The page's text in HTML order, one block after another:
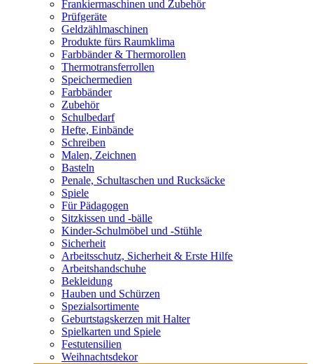
Frankiermaschinen und Zubehör
Prüfgeräte
Geldzählmaschinen
Produkte fürs Raumklima
Farbbänder & Thermorollen
Thermotransferrollen
Speichermedien
Farbbänder
Zubehör
Schulbedarf
Hefte, Einbände
Schreiben
Malen, Zeichnen
Basteln
Penale, Schultaschen und Rucksäcke
Spiele
Für Pädagogen
Sitzkissen und -bälle
Kinder-Schulmöbel und -Stühle
Sicherheit
Arbeitsschutz, Sicherheit & Erste Hilfe
Arbeitshandschuhe
Bekleidung
Hauben und Schürzen
Spezialsortimente
Geburtstagskerzen mit Halter
Spielkarten und Spiele
Festutensilien
Weihnachtsdekor